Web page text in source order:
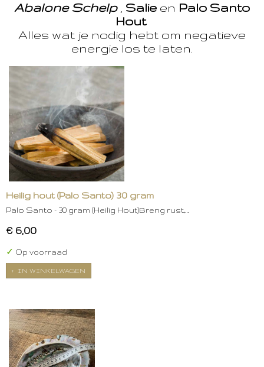
Abalone Schelp, Salie en Palo Santo
Hout
Alles wat je nodig hebt om negatieve
energie los te laten.
Heilig hout (Palo Santo) 30 gram
Palo Santo – 30 gram (Heilig Hout)Breng rust,…
€ 6,00
✓ Op voorraad
IN WINKELWAGEN